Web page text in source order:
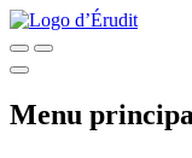
Menu